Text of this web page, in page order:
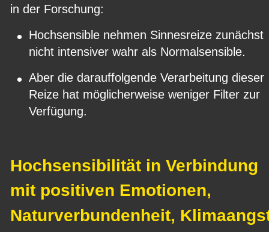
in der Forschung:
• Hochsensible nehmen Sinnesreize zunächst
nicht intensiver wahr als Normalsensible.
• Aber die darauffolgende Verarbeitung dieser
Reize hat möglicherweise weniger Filter zur
Verfügung.
Hochsensibilität in Verbindung
mit positiven Emotionen,
Naturverbundenheit,